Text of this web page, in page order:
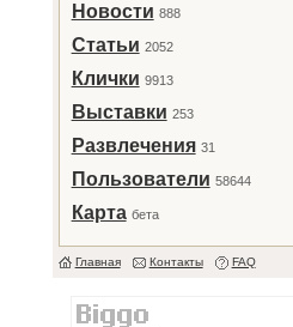
Новости 888
Статьи 2052
Клички 9913
Выставки 253
Развлечения 31
Пользователи 58644
Карта бета
Главная Контакты FAQ